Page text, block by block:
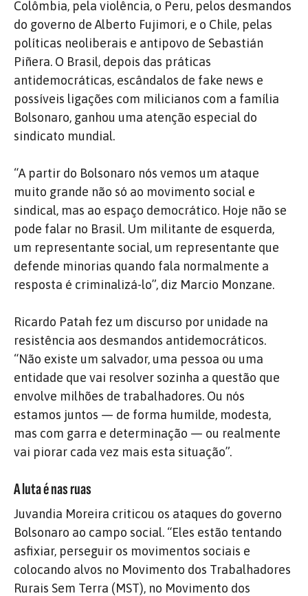
Colômbia, pela violência, o Peru, pelos desmandos
do governo de Alberto Fujimori, e o Chile, pelas
políticas neoliberais e antipovo de Sebastián
Piñera. O Brasil, depois das práticas
antidemocráticas, escândalos de fake news e
possíveis ligações com milicianos com a família
Bolsonaro, ganhou uma atenção especial do
sindicato mundial.
“A partir do Bolsonaro nós vemos um ataque
muito grande não só ao movimento social e
sindical, mas ao espaço democrático. Hoje não se
pode falar no Brasil. Um militante de esquerda,
um representante social, um representante que
defende minorias quando fala normalmente a
resposta é criminalizá-lo”, diz Marcio Monzane.
Ricardo Patah fez um discurso por unidade na
resistência aos desmandos antidemocráticos.
“Não existe um salvador, uma pessoa ou uma
entidade que vai resolver sozinha a questão que
envolve milhões de trabalhadores. Ou nós
estamos juntos — de forma humilde, modesta,
mas com garra e determinação — ou realmente
vai piorar cada vez mais esta situação”.
A luta é nas ruas
Juvandia Moreira criticou os ataques do governo
Bolsonaro ao campo social. “Eles estão tentando
asfixiar, perseguir os movimentos sociais e
colocando alvos no Movimento dos Trabalhadores
Rurais Sem Terra (MST), no Movimento dos